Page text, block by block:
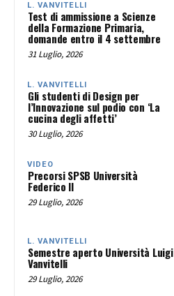
L. VANVITELLI
Test di ammissione a Scienze
della Formazione Primaria,
domande entro il 4 settembre
31 Luglio, 2026
L. VANVITELLI
Gli studenti di Design per
l’Innovazione sul podio con ‘La
cucina degli affetti’
30 Luglio, 2026
VIDEO
Precorsi SPSB Università
Federico II
29 Luglio, 2026
L. VANVITELLI
Semestre aperto Università Luigi
Vanvitelli
29 Luglio, 2026